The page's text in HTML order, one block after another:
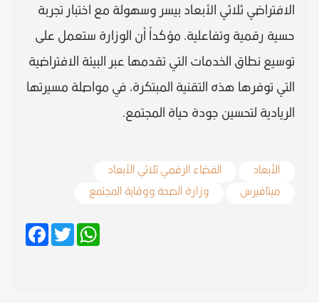
الافتراضي ثلاثي الأبعاد بيسر وسهولة مع اختبار تجربة
حسية رقمية وتفاعلية. مؤكداً أن الوزارة ستعمل على
توسيع نطاق الخدمات التي تقدمها عبر البيئة الافتراضية
التي توفرها هذه التقنية المبتكرة، في مواصلة مسيرتها
الريادية لتحسين جودة حياة المجتمع.
الأبعاد
الفضاء الرقمي ثلاثي الأبعاد
ميتافيرس
وزارة الصحة ووقاية المجتمع
Facebook
Twitter